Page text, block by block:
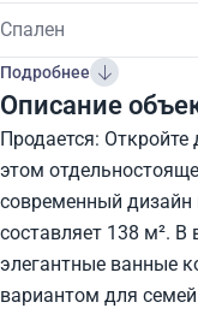
Спален
Подробнее
Описание
Продается:
этом
современный
составляет 138 м². В
элегантные ванные
вариантом для